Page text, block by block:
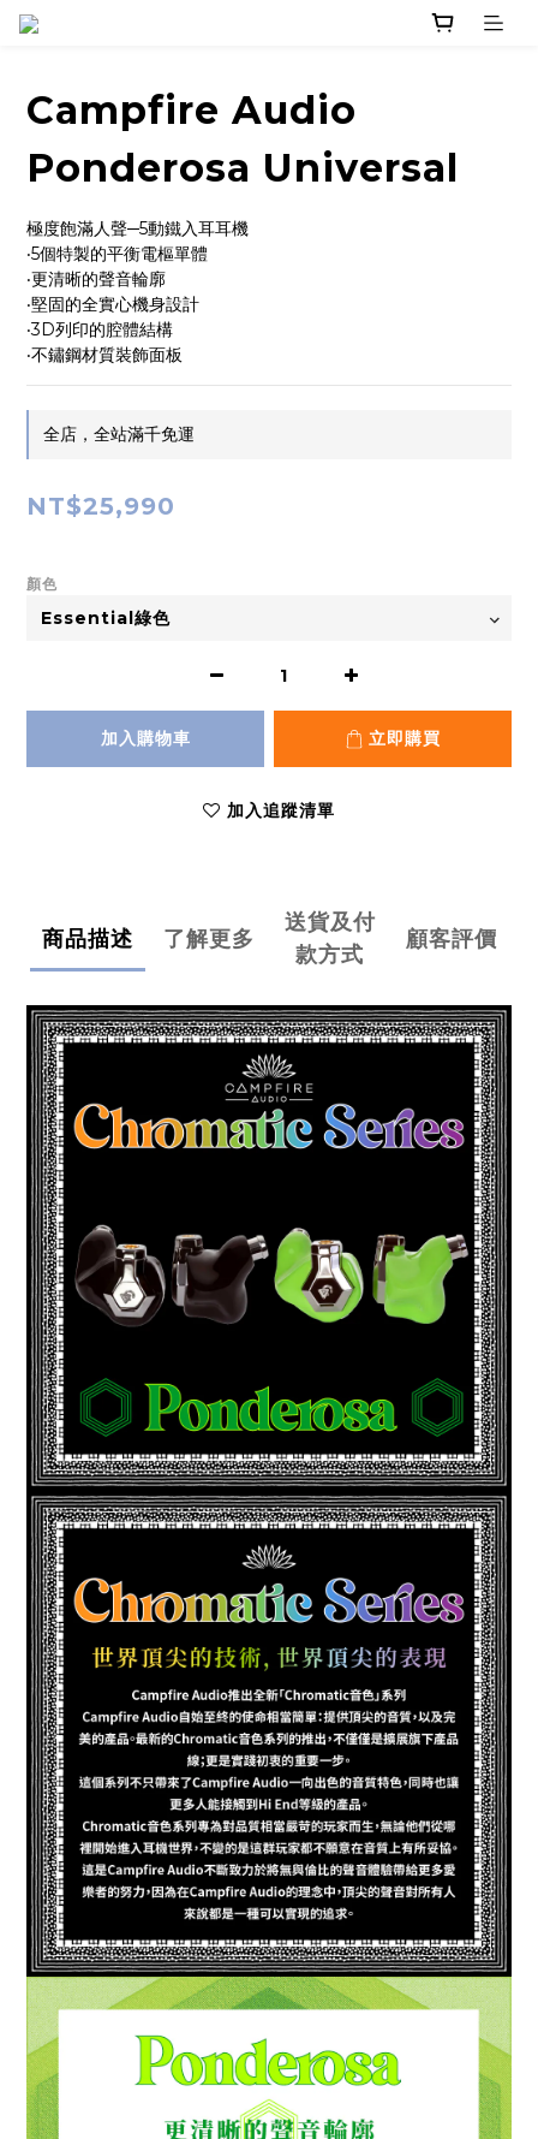
Campfire Audio
Ponderosa Universal
極度飽滿人聲─5動鐵入耳耳機
‧5個特製的平衡電樞單體
‧更清晰的聲音輪廓
‧堅固的全實心機身設計
‧3D列印的腔體結構
‧不鏽鋼材質裝飾面板
全店，全站滿千免運
NT$25,990
顏色
加入購物車 立即購買
加入追蹤清單
商品描述 了解更多
送貨及付
款方式
顧客評價